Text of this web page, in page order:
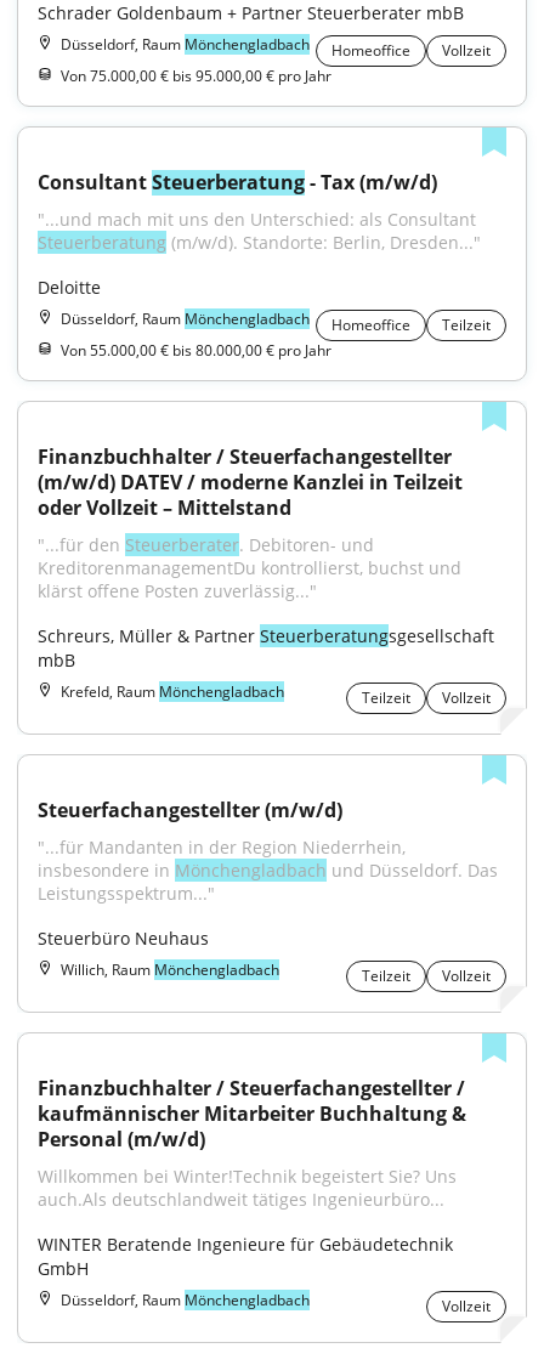
Schrader Goldenbaum + Partner Steuerberater mbB
Düsseldorf, Raum Mönchengladbach Homeoffice
Vollzeit
Von 75.000,00 € bis 95.000,00 € pro Jahr
Consultant Steuerberatung - Tax (m/w/d)
Steuerberatung (m/w/d). Standorte: Berlin, Dresden..."
Deloitte
Düsseldorf, Raum Mönchengladbach Homeoffice
Teilzeit
Von 55.000,00 € bis 80.000,00 € pro Jahr
Finanzbuchhalter / Steuerfachangestellter
(m/w/d) DATEV / moderne Kanzlei in Teilzeit
oder Vollzeit – Mittelstand
"...für den Steuerberater. Debitoren- und
KreditorenmanagementDu kontrollierst, buchst und
klärst offene Posten zuverlässig..."
Schreurs, Müller & Partner Steuerberatungsgesellschaft
mbB
Krefeld, Raum Mönchengladbach Teilzeit Vollzeit
Steuerfachangestellter (m/w/d)
"...für Mandanten in der Region Niederrhein,
insbesondere in Mönchengladbach und Düsseldorf. Das
Leistungsspektrum..."
Steuerbüro Neuhaus
Willich, Raum Mönchengladbach Teilzeit Vollzeit
Finanzbuchhalter / Steuerfachangestellter /
kaufmännischer Mitarbeiter Buchhaltung &
Personal (m/w/d)
Willkommen bei Winter!Technik begeistert Sie? Uns
auch.Als deutschlandweit tätiges Ingenieurbüro...
WINTER Beratende Ingenieure für Gebäudetechnik
GmbH
Düsseldorf, Raum Mönchengladbach Vollzeit